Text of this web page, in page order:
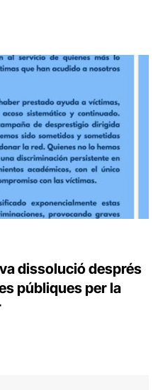
dissolució després
públiques per la